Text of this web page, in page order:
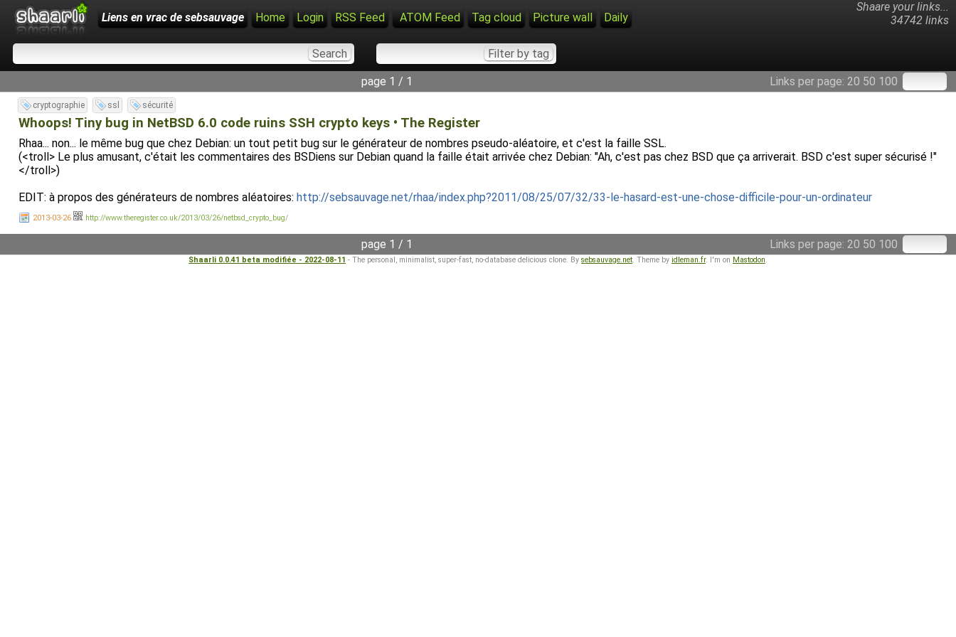
Shaare your links...
34742 links
Liens en vrac de sebsauvage Home Login RSS Feed ATOM Feed Tag cloud Picture wall Daily
Links per page: 20 50 100
page 1 / 1
cryptographie ssl sécurité
Whoops! Tiny bug in NetBSD 6.0 code ruins SSH crypto keys • The Register
Rhaa... non... le même bug que chez Debian: un tout petit bug sur le générateur de nombres pseudo-aléatoire, et c'est la faille SSL.
(<troll> Le plus amusant, c'était les commentaires des BSDiens sur Debian quand la faille était arrivée chez Debian: "Ah, c'est pas chez BSD que ça arriverait. BSD c'est super sécurisé !"
</troll>)
EDIT: à propos des générateurs de nombres aléatoires: http://sebsauvage.net/rhaa/index.php?2011/08/25/07/32/33-le-hasard-est-une-chose-difficile-pour-un-ordinateur
2013-03-26 http://www.theregister.co.uk/2013/03/26/netbsd_crypto_bug/
Links per page: 20 50 100
page 1 / 1
Shaarli 0.0.41 beta modifiée - 2022-08-11 - The personal, minimalist, super-fast, no-database delicious clone. By sebsauvage.net. Theme by idleman.fr. I'm on Mastodon.